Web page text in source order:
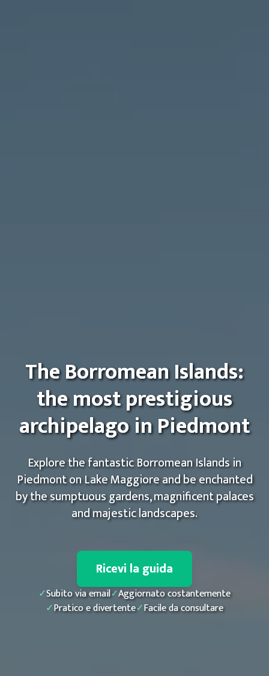
The Borromean Islands:
the most prestigious
archipelago in Piedmont
Explore the fantastic Borromean Islands in
Piedmont on Lake Maggiore and be enchanted
by the sumptuous gardens, magnificent palaces
and majestic landscapes.
Ricevi la guida
✓Subito via email✓Aggiornato costantemente
✓Pratico e divertente✓Facile da consultare